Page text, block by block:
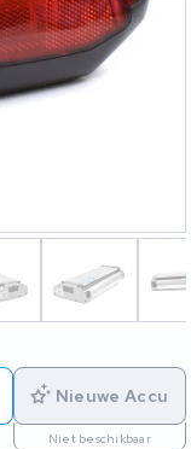
Nieuwe Accu
Niet beschikbaar